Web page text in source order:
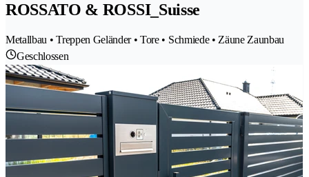
ROSSATO & ROSSI_Suisse
Metallbau • Treppen Geländer • Tore • Schmiede • Zäune Zaunbau
Geschlossen